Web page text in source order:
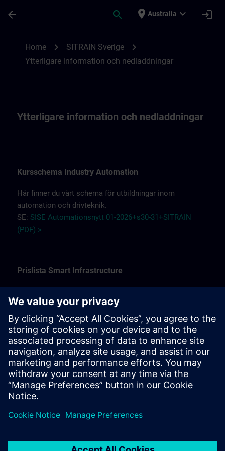
arrow_back search place Australia expand_more login
Home chevron_right SITRAIN Sverige chevron_right
Ytterligare information och nedladdningar
Ytterligare information och nedladdningar
Kursschema Industry Automation
Här finner du vårt schema för utbildningar inom
automation och drivteknik.
SE: SISE Automationsnytt 01-2026+s30-31+SITRAIN
(PDF) >
Prislista Smart Infrastructure
och styr- & reglerteknik nedan på respektive utbildning.
SE:Kundprislista SI 2025 (PDF) >